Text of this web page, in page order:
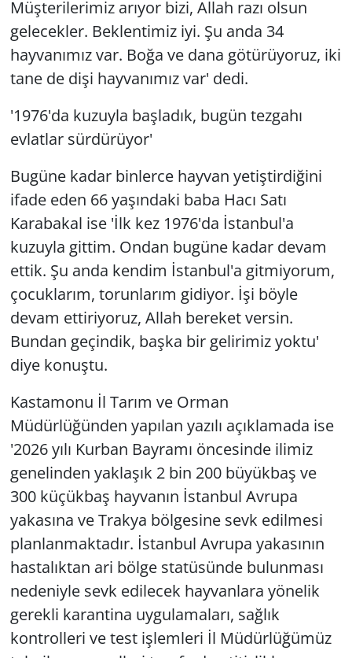
Müşterilerimiz arıyor bizi, Allah razı olsun
gelecekler. Beklentimiz iyi. Şu anda 34
hayvanımız var. Boğa ve dana götürüyoruz, iki
tane de dişi hayvanımız var' dedi.
'1976'da kuzuyla başladık, bugün tezgahı
evlatlar sürdürüyor'
Bugüne kadar binlerce hayvan yetiştirdiğini
ifade eden 66 yaşındaki baba Hacı Satı
Karabakal ise 'İlk kez 1976'da İstanbul'a
kuzuyla gittim. Ondan bugüne kadar devam
ettik. Şu anda kendim İstanbul'a gitmiyorum,
çocuklarım, torunlarım gidiyor. İşi böyle
devam ettiriyoruz, Allah bereket versin.
Bundan geçindik, başka bir gelirimiz yoktu'
diye konuştu.
Kastamonu İl Tarım ve Orman
Müdürlüğünden yapılan yazılı açıklamada ise
'2026 yılı Kurban Bayramı öncesinde ilimiz
genelinden yaklaşık 2 bin 200 büyükbaş ve
300 küçükbaş hayvanın İstanbul Avrupa
yakasına ve Trakya bölgesine sevk edilmesi
planlanmaktadır. İstanbul Avrupa yakasının
hastalıktan ari bölge statüsünde bulunması
nedeniyle sevk edilecek hayvanlara yönelik
gerekli karantina uygulamaları, sağlık
kontrolleri ve test işlemleri İl Müdürlüğümüz